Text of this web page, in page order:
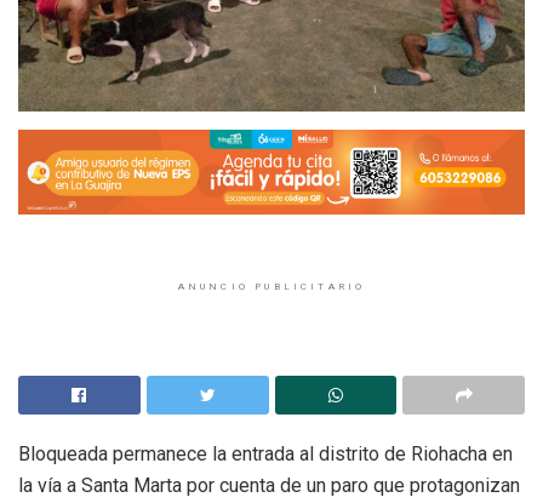
ANUNCIO PUBLICITARIO
Bloqueada permanece la entrada al distrito de Riohacha en
la vía a Santa Marta por cuenta de un paro que protagonizan